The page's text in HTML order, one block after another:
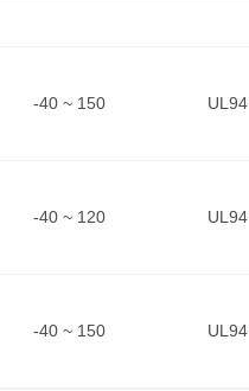
-40 ~ 150
-40 ~ 120 UL94
-40 ~ 150